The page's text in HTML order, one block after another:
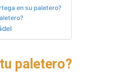
en su paletero?
paletero?